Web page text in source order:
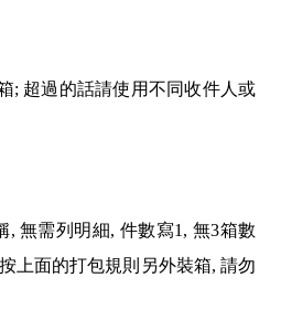
; 超過的話請使用不同收件人或
, 無需列明細, 件數寫1, 無3箱數
上面的打包規則另外裝箱, 請勿